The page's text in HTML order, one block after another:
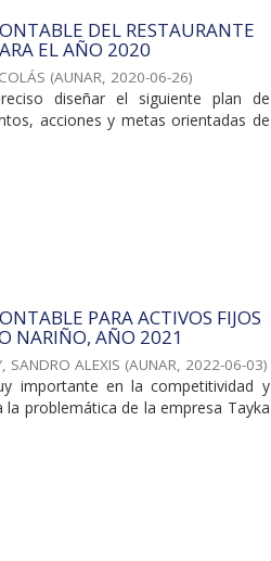
DEL RESTAURANTE
EL AÑO 2020
(AUNAR, 2020-06-26)
diseñar el siguiente plan de
acciones y metas orientadas de
PARA ACTIVOS FIJOS
NARIÑO, AÑO 2021
SANDRO ALEXIS (AUNAR, 2022-06-03)
importante en la competitividad y
problemática de la empresa Tayka